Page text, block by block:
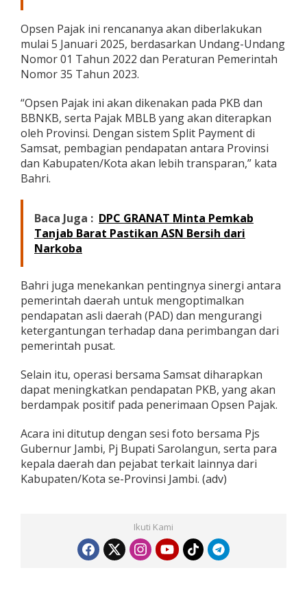
Opsen Pajak ini rencananya akan diberlakukan
mulai 5 Januari 2025, berdasarkan Undang-Undang
Nomor 01 Tahun 2022 dan Peraturan Pemerintah
Nomor 35 Tahun 2023.
“Opsen Pajak ini akan dikenakan pada PKB dan
BBNKB, serta Pajak MBLB yang akan diterapkan
oleh Provinsi. Dengan sistem Split Payment di
Samsat, pembagian pendapatan antara Provinsi
dan Kabupaten/Kota akan lebih transparan,” kata
Bahri.
Baca Juga : DPC GRANAT Minta Pemkab
Tanjab Barat Pastikan ASN Bersih dari
Narkoba
Bahri juga menekankan pentingnya sinergi antara
pemerintah daerah untuk mengoptimalkan
pendapatan asli daerah (PAD) dan mengurangi
ketergantungan terhadap dana perimbangan dari
pemerintah pusat.
Selain itu, operasi bersama Samsat diharapkan
dapat meningkatkan pendapatan PKB, yang akan
berdampak positif pada penerimaan Opsen Pajak.
Acara ini ditutup dengan sesi foto bersama Pjs
Gubernur Jambi, Pj Bupati Sarolangun, serta para
kepala daerah dan pejabat terkait lainnya dari
Kabupaten/Kota se-Provinsi Jambi. (adv)
Ikuti Kami